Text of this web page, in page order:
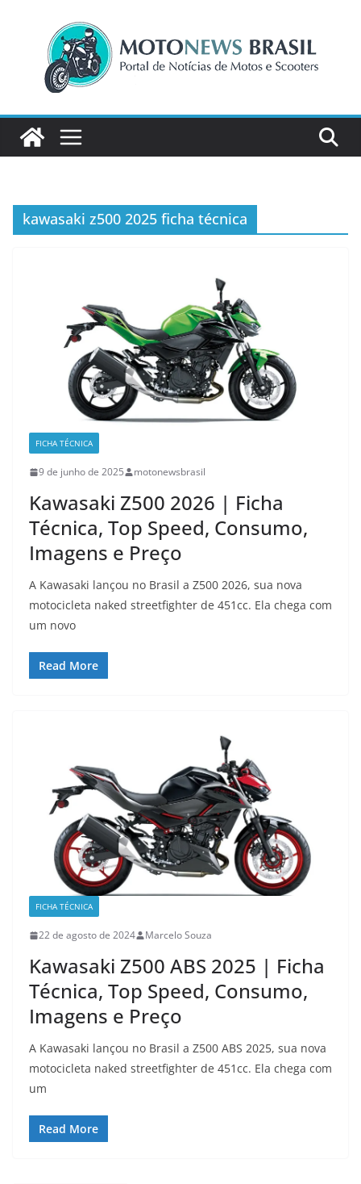
conteúdo
kawasaki z500 2025 ficha técnica
FICHA TÉCNICA
9 de junho de 2025 motonewsbrasil
Kawasaki Z500 2026 | Ficha
Técnica, Top Speed, Consumo,
Imagens e Preço
A Kawasaki lançou no Brasil a Z500 2026, sua nova
motocicleta naked streetfighter de 451cc. Ela chega com
um novo
Read More
FICHA TÉCNICA
22 de agosto de 2024 Marcelo Souza
Kawasaki Z500 ABS 2025 | Ficha
Técnica, Top Speed, Consumo,
Imagens e Preço
A Kawasaki lançou no Brasil a Z500 ABS 2025, sua nova
motocicleta naked streetfighter de 451cc. Ela chega com
um
Read More